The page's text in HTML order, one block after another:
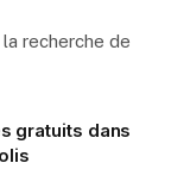
recherche de
gratuits dans